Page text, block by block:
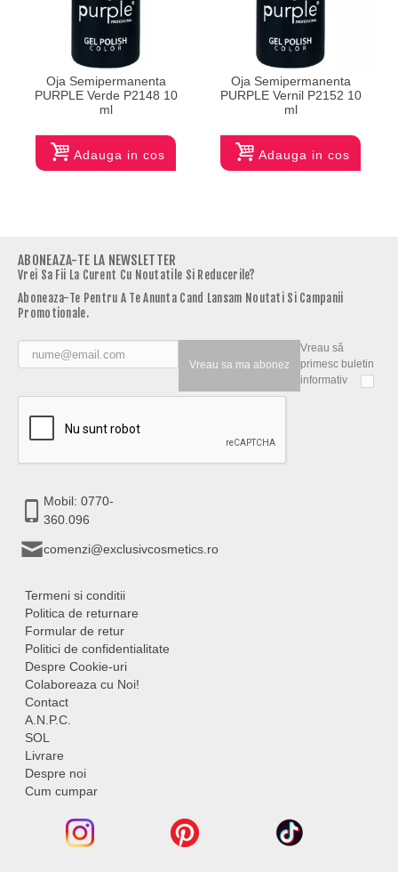
Oja Semipermanenta
PURPLE Verde P2148 10
ml
Adauga in cos
Oja Semipermanenta
PURPLE Vernil P2152 10
ml
Adauga in cos
ABONEAZA-TE LA NEWSLETTER
Vrei Sa Fii La Curent Cu Noutatile Si Reducerile?
Aboneaza-Te Pentru A Te Anunta Cand Lansam Noutati Si Campanii
Promotionale.
Vreau sa ma abonez
Vreau să
primesc buletin
informativ
Termeni si conditii
Politica de returnare
Formular de retur
Politici de confidentialitate
Despre Cookie-uri
Colaboreaza cu Noi!
Contact
A.N.P.C.
SOL
Livrare
Despre noi
Cum cumpar
Mobil: 0770-
360.096
comenzi@exclusivcosmetics.ro